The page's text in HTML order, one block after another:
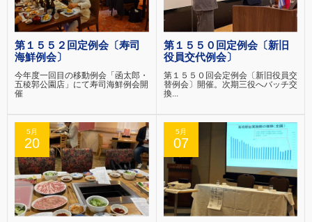
第１５５２回定例会〔寿司
海鮮例会〕
今年度一回目の移動例会「函太郎・
五稜郭公園店」にて寿司海鮮例会開
催
第１５５０回定例会〔新旧
役員交代例会〕
第１５５０回会定例会〔新旧役員交
替例会〕開催。次期三役へバッチ交
換...
5月
20
5月
07